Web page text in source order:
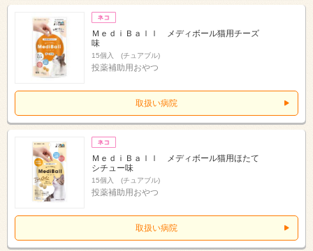
ＭｅｄｉＢａｌｌ メディボール猫用チーズ
味
15個入 (チュアブル)
投薬補助用おやつ
取扱い病院
ＭｅｄｉＢａｌｌ メディボール猫用ほたて
シチュー味
15個入 (チュアブル)
投薬補助用おやつ
取扱い病院